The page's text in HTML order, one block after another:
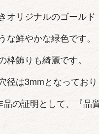
オリジナルのゴールド
鮮やかな緑色です。
飾りも綺麗です。
径は3mmとなっており
の証明として、『品